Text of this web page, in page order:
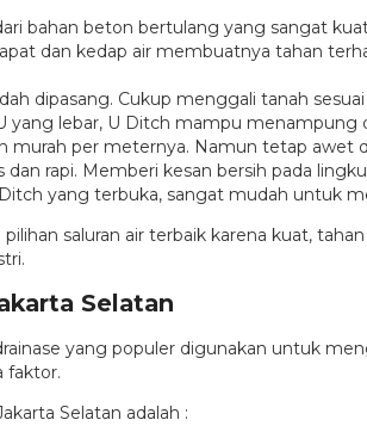
bahan beton bertulang yang sangat
dan kedap air membuatnya tahan
dipasang. Cukup menggali tanah
yang lebar, U Ditch mampu menampung
murah per meternya. Namun tetap awet
rapi. Memberi kesan bersih pada
yang terbuka, sangat mudah untuk
saluran air terbaik karena kuat,
Selatan
yang populer digunakan untuk
faktor.
Selatan adalah :